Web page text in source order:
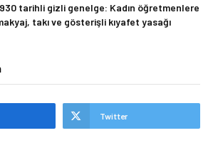
tarihli gizli genelge: Kadın öğretmenlere
takı ve gösterişli kıyafet yasağı
Twitter